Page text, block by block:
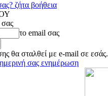
ζήτα βοήθεια
σας
το email σας
θα σταλθεί με e-mail σε εσάς.
σας ενημέρωση